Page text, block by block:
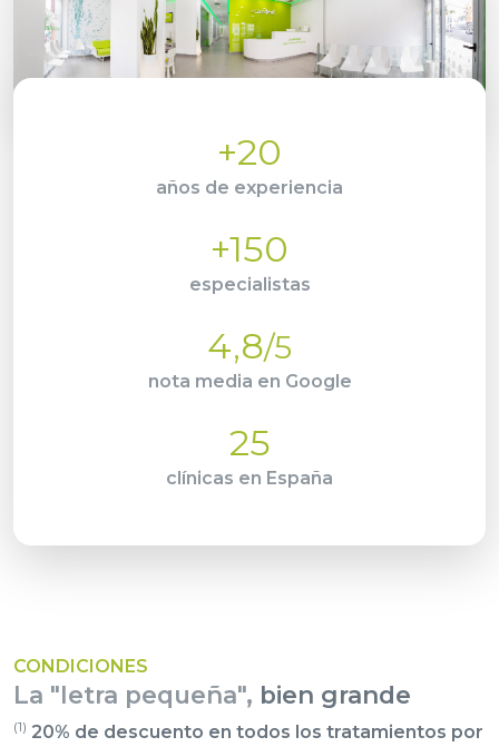
+20
años de experiencia
+150
especialistas
4,8/5
nota media en Google
25
clínicas en España
CONDICIONES
La "letra pequeña", bien grande
(1) 20% de descuento en todos los tratamientos por